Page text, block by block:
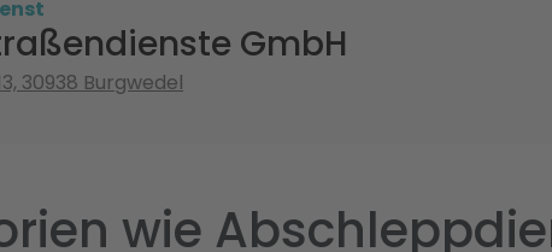
GmbH
30938 Burgwedel
wie